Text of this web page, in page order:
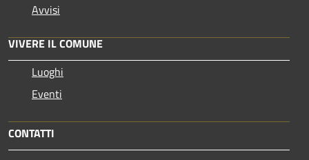
Avvisi
VIVERE IL COMUNE
Luoghi
Eventi
CONTATTI